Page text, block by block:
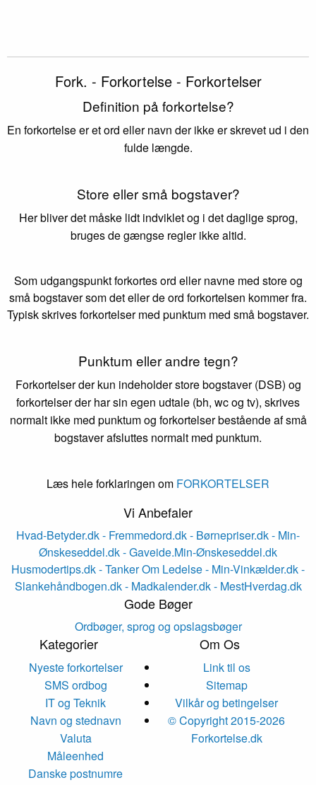
Fork. - Forkortelse - Forkortelser
Definition på forkortelse?
En forkortelse er et ord eller navn der ikke er skrevet ud i den
fulde længde.
Store eller små bogstaver?
Her bliver det måske lidt indviklet og i det daglige sprog,
bruges de gængse regler ikke altid.
Som udgangspunkt forkortes ord eller navne med store og
små bogstaver som det eller de ord forkortelsen kommer fra.
Typisk skrives forkortelser med punktum med små bogstaver.
Punktum eller andre tegn?
Forkortelser der kun indeholder store bogstaver (DSB) og
forkortelser der har sin egen udtale (bh, wc og tv), skrives
normalt ikke med punktum og forkortelser bestående af små
bogstaver afsluttes normalt med punktum.
Læs hele forklaringen om FORKORTELSER
Vi Anbefaler
Hvad-Betyder.dk- Fremmedord.dk- Børnepriser.dk- Min-
Ønskeseddel.dk- Gaveide.Min-Ønskeseddel.dk
Husmodertips.dk- Tanker Om Ledelse- Min-Vinkælder.dk-
Slankehåndbogen.dk- Madkalender.dk- MestHverdag.dk
Gode Bøger
Ordbøger, sprog og opslagsbøger
Kategorier
Nyeste forkortelser
SMS ordbog
IT og Teknik
Navn og stednavn
Valuta
Måleenhed
Danske postnumre
Om Os
Link til os
Sitemap
Vilkår og betingelser
© Copyright 2015-2026
Forkortelse.dk